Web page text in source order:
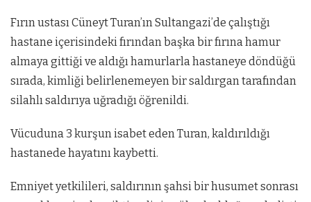
Fırın ustası Cüneyt Turan’ın Sultangazi’de çalıştığı
hastane içerisindeki fırından başka bir fırına hamur
almaya gittiği ve aldığı hamurlarla hastaneye döndüğü
sırada, kimliği belirlenemeyen bir saldırgan tarafından
silahlı saldırıya uğradığı öğrenildi.
Vücuduna 3 kurşun isabet eden Turan, kaldırıldığı
hastanede hayatını kaybetti.
Emniyet yetkilileri, saldırının şahsi bir husumet sonrası